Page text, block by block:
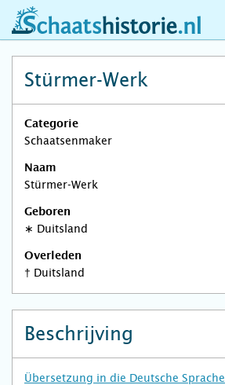
schaatshistorie.nl
Stürmer-Werk
Categorie
Schaatsenmaker
Naam
Stürmer-Werk
Geboren
∗ Duitsland
Overleden
† Duitsland
Beschrijving
Übersetzung in die Deutsche Sprache